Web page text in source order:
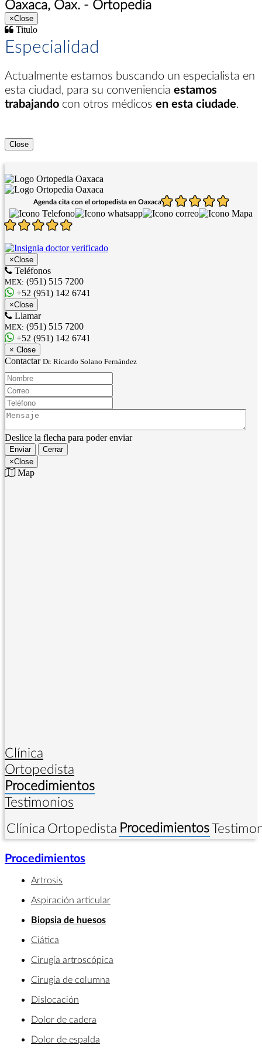
Oaxaca, Oax. - Ortopedia
×Close
Titulo
Especialidad
Actualmente estamos buscando un especialista en
esta ciudad, para su conveniencia estamos
trabajando con otros médicos en esta ciudade.
Close
Agenda cita con el ortopedista en Oaxaca
×Close
Teléfonos
MEX: (951) 515 7200
+52 (951) 142 6741
×Close
Llamar
MEX: (951) 515 7200
+52 (951) 142 6741
× Close
Contactar Dr. Ricardo Solano Fernández
Nombre:
Correo:
Teléfono:
Mensaje:
Deslice la flecha para poder enviar
Enviar
Cerrar
×Close
Map
Clínica
Ortopedista
Procedimientos
Testimonios
Clínica Ortopedista Procedimientos
Procedimientos
Artrosis
Aspiración articular
Biopsia de huesos
Ciática
Cirugía artroscópica
Cirugía de columna
Dislocación
Dolor de cadera
Dolor de espalda